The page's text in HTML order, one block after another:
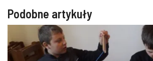
Podobne artykuły